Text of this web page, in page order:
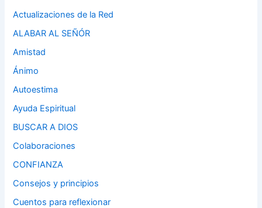
Actualizaciones de la Red
ALABAR AL SEÑÓR
Amistad
Ánimo
Autoestima
Ayuda Espiritual
BUSCAR A DIOS
Colaboraciones
CONFIANZA
Consejos y principios
Cuentos para reflexionar